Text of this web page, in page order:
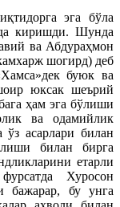
эга бўла
киришди. Шунда
ва Абдураҳмон
шогирд) деб
буюк ва
юксак шеърий
ҳам эга бўлиши
ва одамийлик
ўз асарлари билан
билан бирга
етарли
Хуросон
бажарар, бу унга